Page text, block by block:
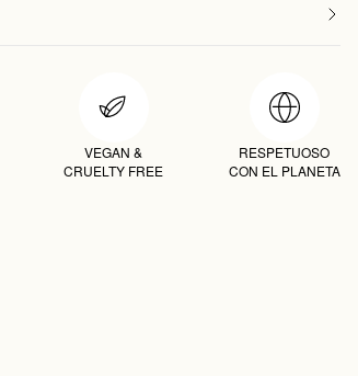
VEGAN &
CRUELTY FREE
RESPETUOSO
CON EL PLANETA